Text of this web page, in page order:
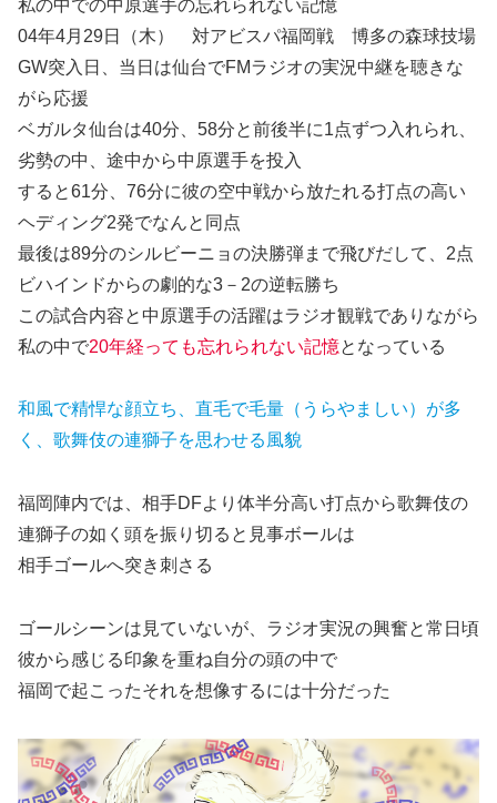
私の中での中原選手の忘れられない記憶
04年4月29日（木） 対アビスパ福岡戦 博多の森球技場
GW突入日、当日は仙台でFMラジオの実況中継を聴きな
がら応援
ベガルタ仙台は40分、58分と前後半に1点ずつ入れられ、
劣勢の中、途中から中原選手を投入
すると61分、76分に彼の空中戦から放たれる打点の高い
ヘディング2発でなんと同点
最後は89分のシルビーニョの決勝弾まで飛びだして、2点
ビハインドからの劇的な3－2の逆転勝ち
この試合内容と中原選手の活躍はラジオ観戦でありながら
私の中で20年経っても忘れられない記憶となっている
和風で精悍な顔立ち、直毛で毛量（うらやましい）が多
く、歌舞伎の連獅子を思わせる風貌
福岡陣内では、相手DFより体半分高い打点から歌舞伎の
連獅子の如く頭を振り切ると見事ボールは
相手ゴールへ突き刺さる
ゴールシーンは見ていないが、ラジオ実況の興奮と常日頃
彼から感じる印象を重ね自分の頭の中で
福岡で起こったそれを想像するには十分だった